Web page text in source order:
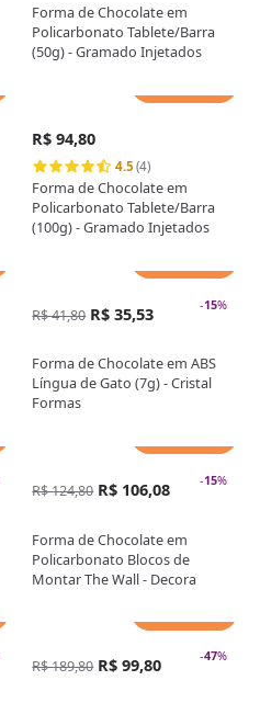
Forma de Chocolate em
Policarbonato Tablete/Barra
(50g) - Gramado Injetados
R$ 94,80
4.5 (4)
Forma de Chocolate em
Policarbonato Tablete/Barra
(100g) - Gramado Injetados
-15%
R$ 41,80 R$ 35,53
Forma de Chocolate em ABS
Língua de Gato (7g) - Cristal
Formas
-15%
R$ 124,80 R$ 106,08
Forma de Chocolate em
Policarbonato Blocos de
Montar The Wall - Decora
-47%
R$ 189,80 R$ 99,80